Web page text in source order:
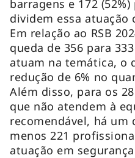
barragens e 172
dividem essa
Em relação ao RSB
queda de 356 para
atuam na temática, o
redução de 6% no
Além disso, para os
que não atendem à
recomendável, há
menos 221
atuação em